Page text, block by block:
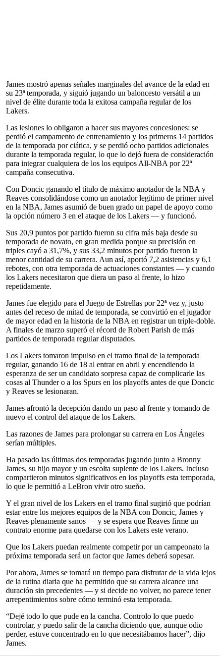
James mostró apenas señales marginales del avance de la edad en
su 23ª temporada, y siguió jugando un baloncesto versátil a un
nivel de élite durante toda la exitosa campaña regular de los
Lakers.
Las lesiones lo obligaron a hacer sus mayores concesiones: se
perdió el campamento de entrenamiento y los primeros 14 partidos
de la temporada por ciática, y se perdió ocho partidos adicionales
durante la temporada regular, lo que lo dejó fuera de consideración
para integrar cualquiera de los los equipos All-NBA por 22ª
campaña consecutiva.
Con Doncic ganando el título de máximo anotador de la NBA y
Reaves consolidándose como un anotador legítimo de primer nivel
en la NBA, James asumió de buen grado un papel de apoyo como
la opción número 3 en el ataque de los Lakers — y funcionó.
Sus 20,9 puntos por partido fueron su cifra más baja desde su
temporada de novato, en gran medida porque su precisión en
triples cayó a 31,7%, y sus 33,2 minutos por partido fueron la
menor cantidad de su carrera. Aun así, aportó 7,2 asistencias y 6,1
rebotes, con otra temporada de actuaciones constantes — y cuando
los Lakers necesitaron que diera un paso al frente, lo hizo
repetidamente.
James fue elegido para el Juego de Estrellas por 22ª vez y, justo
antes del receso de mitad de temporada, se convirtió en el jugador
de mayor edad en la historia de la NBA en registrar un triple-doble.
A finales de marzo superó el récord de Robert Parish de más
partidos de temporada regular disputados.
Los Lakers tomaron impulso en el tramo final de la temporada
regular, ganando 16 de 18 al entrar en abril y encendiendo la
esperanza de ser un candidato sorpresa capaz de complicarle las
cosas al Thunder o a los Spurs en los playoffs antes de que Doncic
y Reaves se lesionaran.
James afrontó la decepción dando un paso al frente y tomando de
nuevo el control del ataque de los Lakers.
Las razones de James para prolongar su carrera en Los Ángeles
serían múltiples.
Ha pasado las últimas dos temporadas jugando junto a Bronny
James, su hijo mayor y un escolta suplente de los Lakers. Incluso
compartieron minutos significativos en los playoffs esta temporada,
lo que le permitió a LeBron vivir otro sueño.
Y el gran nivel de los Lakers en el tramo final sugirió que podrían
estar entre los mejores equipos de la NBA con Doncic, James y
Reaves plenamente sanos — y se espera que Reaves firme un
contrato enorme para quedarse con los Lakers este verano.
Que los Lakers puedan realmente competir por un campeonato la
próxima temporada será un factor que James deberá sopesar.
Por ahora, James se tomará un tiempo para disfrutar de la vida lejos
de la rutina diaria que ha permitido que su carrera alcance una
duración sin precedentes — y si decide no volver, no parece tener
arrepentimientos sobre cómo terminó esta temporada.
“Dejé todo lo que pude en la cancha. Controlo lo que puedo
controlar, y puedo salir de la cancha diciendo que, aunque odio
perder, estuve concentrado en lo que necesitábamos hacer”, dijo
James.